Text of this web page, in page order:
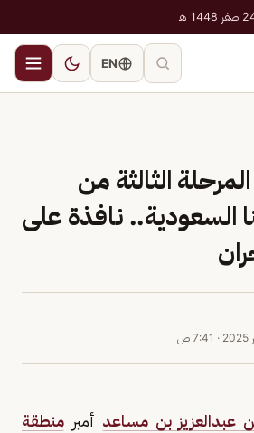
EN
الثالثة من
السعودية.. نافذة على
· 7:41 ص
عبدالعزيز بن مساعد أمير منطقة